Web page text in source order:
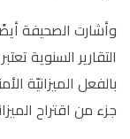
وأشارت الصحيفة
التقارير السنوية
بالفعل الميزانيّة
جزء من اقتراح